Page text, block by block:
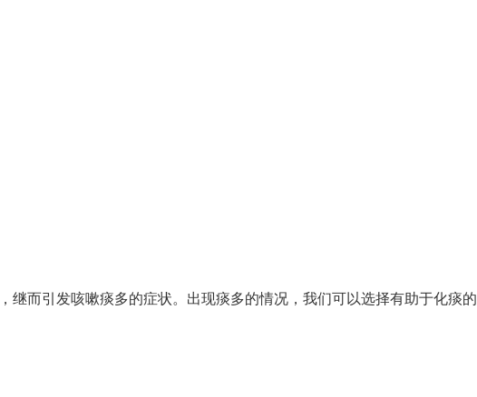
继而引发咳嗽痰多的症状。出现痰多的情况，我们可以选择有助于化痰的